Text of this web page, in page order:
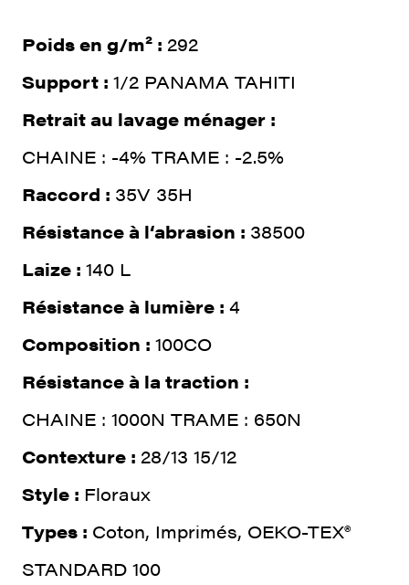
Poids en g/m² : 292
Support : 1/2 PANAMA TAHITI
Retrait au lavage ménager :
CHAINE : -4% TRAME : -2.5%
Raccord : 35V 35H
Résistance à l‘abrasion : 38500
Laize : 140 L
Résistance à lumière : 4
Composition : 100CO
Résistance à la traction :
CHAINE : 1000N TRAME : 650N
Contexture : 28/13 15/12
Style : Floraux
Types : Coton, Imprimés, OEKO-TEX®
STANDARD 100